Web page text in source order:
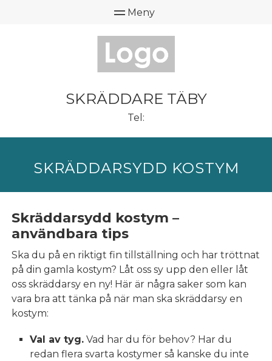
SKRÄDDARE TÄBY
Tel:
SKRÄDDARSYDD KOSTYM
Skräddarsydd kostym –
användbara tips
Ska du på en riktigt fin tillställning och har tröttnat
på din gamla kostym? Låt oss sy upp den eller låt
oss skräddarsy en ny! Här är några saker som kan
vara bra att tänka på när man ska skräddarsy en
kostym:
Val av tyg. Vad har du för behov? Har du
redan flera svarta kostymer så kanske du inte